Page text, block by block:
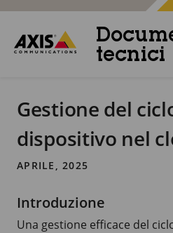
tecnici
Gestione del
dispositivo nel
APRILE, 2025
Introduzione
Una gestione efficace del